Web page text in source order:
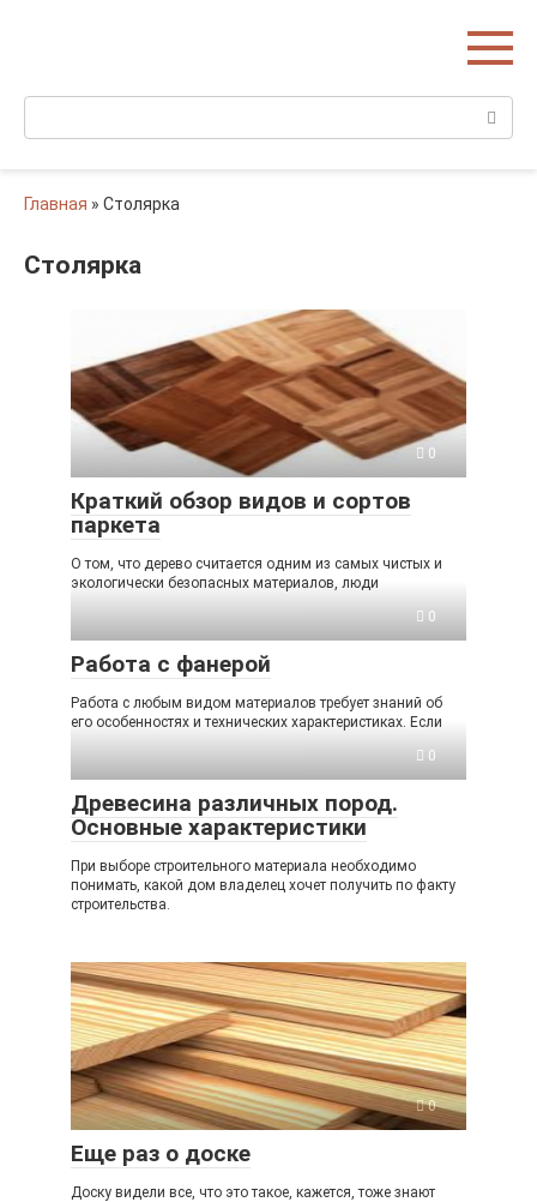
Поиск:
Главная » Столярка
Столярка
0
Краткий обзор видов и сортов
паркета
О том, что дерево считается одним из самых чистых и
экологически безопасных материалов, люди
0
Работа с фанерой
Работа с любым видом материалов требует знаний об
его особенностях и технических характеристиках. Если
0
Древесина различных пород.
Основные характеристики
При выборе строительного материала необходимо
понимать, какой дом владелец хочет получить по факту
строительства.
0
Еще раз о доске
Доску видели все, что это такое, кажется, тоже знают